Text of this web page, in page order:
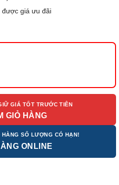
được giá ưu đãi
GIÁ TỐT TRƯỚC TIÊN
GIỎ HÀNG
SỐ LƯỢNG CÓ HẠN!
ONLINE